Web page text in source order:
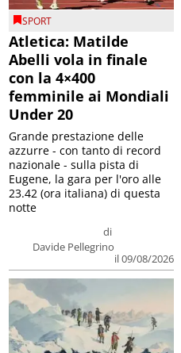
SPORT
Atletica: Matilde
Abelli vola in finale
con la 4×400
femminile ai Mondiali
Under 20
di
Davide Pellegrino
il 09/08/2026
Grande prestazione delle
azzurre - con tanto di record
nazionale - sulla pista di
Eugene, la gara per l'oro alle
23.42 (ora italiana) di questa
notte